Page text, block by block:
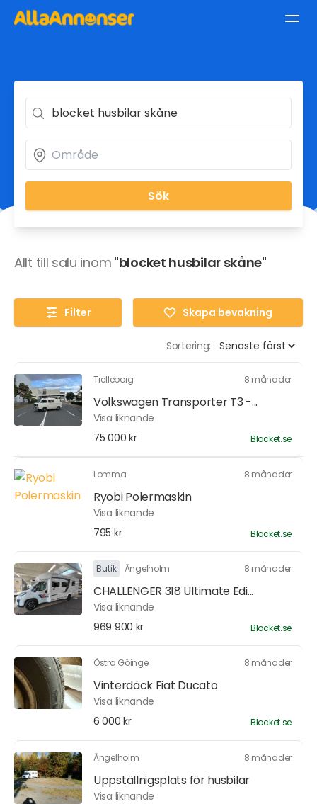
Sök
Allt till salu inom "blocket husbilar skåne"
Filter Skapa bevakning
Sortering:
Trelleborg 8 månader
Volkswagen Transporter T3 -...
Visa liknande
75 000 kr
Blocket.se
Lomma 8 månader
Ryobi Polermaskin
Visa liknande
795 kr
Blocket.se
Butik Ängelholm 8 månader
CHALLENGER 318 Ultimate Edi...
Visa liknande
969 900 kr
Blocket.se
Östra Göinge 8 månader
Vinterdäck Fiat Ducato
Visa liknande
6 000 kr
Blocket.se
Ängelholm 8 månader
Uppställnigsplats för husbilar
Visa liknande